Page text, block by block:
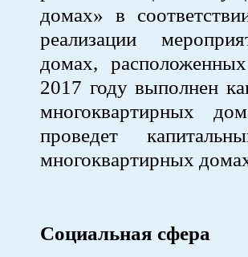
домах» в
реализации
домах,
2017 году выполнен
многоквартирных
проведет
многоквартирных
Социальная сфера